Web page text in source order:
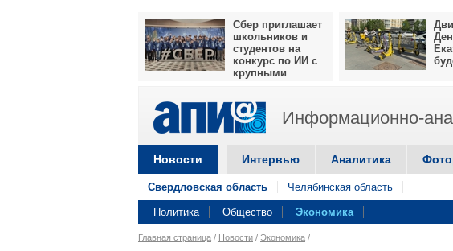
Сбер приглашает
школьников и
студентов на
конкурс по ИИ с
крупными
Информационно-
Новости Интервью Аналитика
Свердловская область Челябинская область
Политика Общество Экономика
Главная страница / Новости / Экономика /